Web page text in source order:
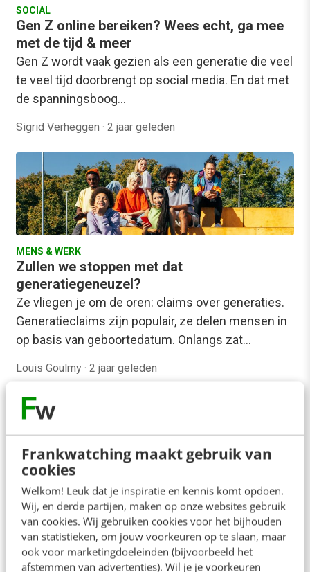
Frankwatching maakt gebruik van
cookies
Welkom! Leuk dat je inspiratie en kennis komt opdoen.
Wij, en derde partijen, maken op onze websites gebruik
van cookies. Wij gebruiken cookies voor het bijhouden
van statistieken, om jouw voorkeuren op te slaan, maar
ook voor marketingdoeleinden (bijvoorbeeld het
afstemmen van advertenties). Wil je je voorkeuren
SOCIAL
Gen Z online bereiken? Wees echt, ga mee
met de tijd & meer
Gen Z wordt vaak gezien als een generatie die veel
te veel tijd doorbrengt op social media. En dat met
de spanningsboog…
Sigrid Verheggen · 2 jaar geleden
MENS & WERK
Zullen we stoppen met dat
generatiegeneuzel?
Ze vliegen je om de oren: claims over generaties.
Generatieclaims zijn populair, ze delen mensen in
op basis van geboortedatum. Onlangs zat…
Louis Goulmy · 2 jaar geleden
SOCIAL
Gen Z schrijft, boomers lezen: de nieuwe
TikTok-trend die iedereen probeert
Zoals je misschien al wel weet, is het slim om op
TikTok in te spelen op trends. Weet je niet goed